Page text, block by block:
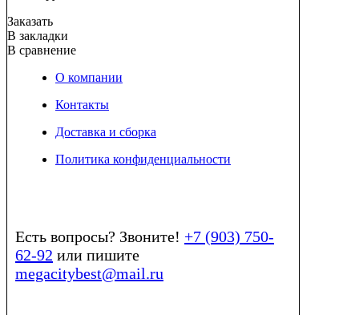
Заказать
В закладки
В сравнение
О компании
Контакты
Доставка и сборка
Политика конфиденциальности
Есть вопросы? Звоните! +7 (903) 750-
62-92 или пишите
megacitybest@mail.ru